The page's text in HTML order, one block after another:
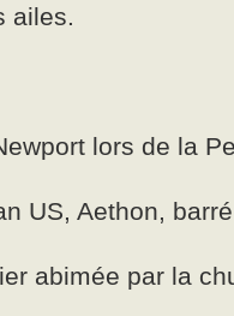
ailes.
lors de la
US, Aethon,
abimée par la